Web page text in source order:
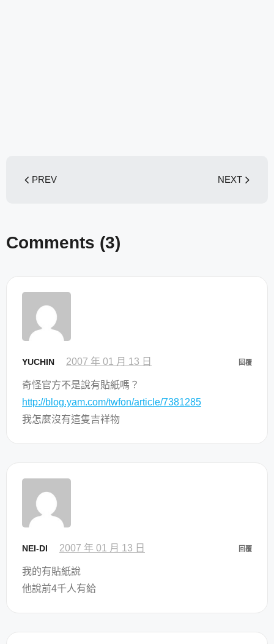
PREV NEXT
Comments (3)
YUCHIN 2007 年 01 月 13 日 回覆
奇怪官方不是說有貼紙嗎？
http://blog.yam.com/twfon/article/7381285
我怎麼沒有這隻吉祥物
NEI-DI 2007 年 01 月 13 日 回覆
我的有貼紙說
他說前4千人有給